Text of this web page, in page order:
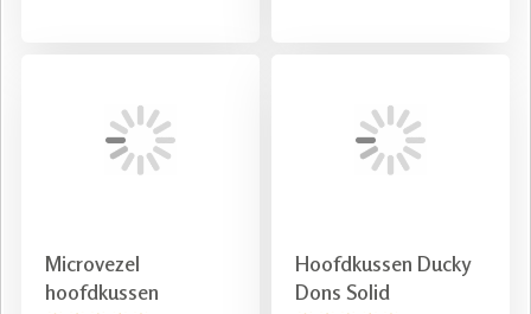
Microvezel
hoofdkussen
Hoofdkussen Ducky
Dons Solid